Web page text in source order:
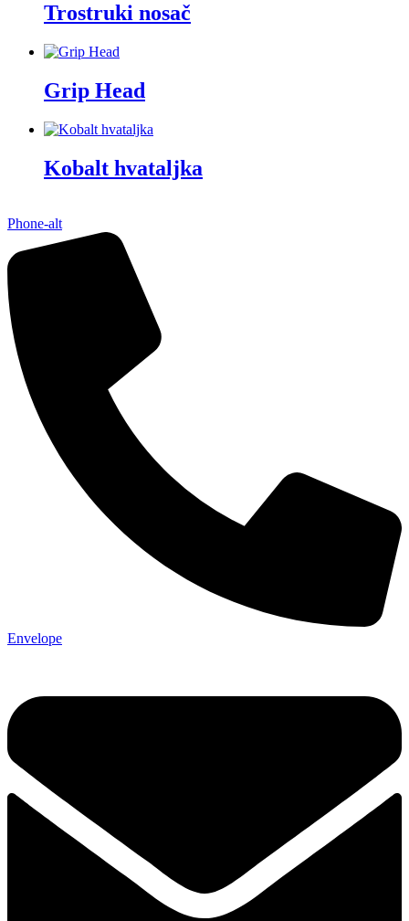
Trostruki nosač
Grip Head
Kobalt hvataljka
Phone-alt
Envelope